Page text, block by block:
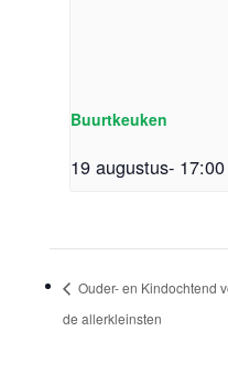
Buurtkeuken
19 augustus- 17:00
Ouder- en Kindochtend
de allerkleinsten